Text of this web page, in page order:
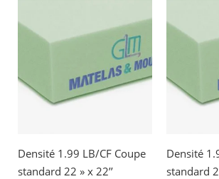
Densité 1.99 LB/CF Coupe
standard 22 » x 22’’
Densité
standard